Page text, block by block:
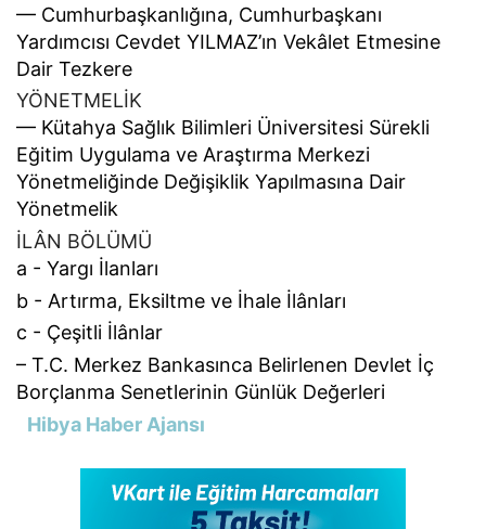
–– Cumhurbaşkanlığına, Cumhurbaşkanı
Yardımcısı Cevdet YILMAZ’ın Vekâlet Etmesine
Dair Tezkere
YÖNETMELİK
–– Kütahya Sağlık Bilimleri Üniversitesi Sürekli
Eğitim Uygulama ve Araştırma Merkezi
Yönetmeliğinde Değişiklik Yapılmasına Dair
Yönetmelik
İLÂN BÖLÜMÜ
a - Yargı İlanları
b - Artırma, Eksiltme ve İhale İlânları
c - Çeşitli İlânlar
– T.C. Merkez Bankasınca Belirlenen Devlet İç
Borçlanma Senetlerinin Günlük Değerleri
Hibya Haber Ajansı